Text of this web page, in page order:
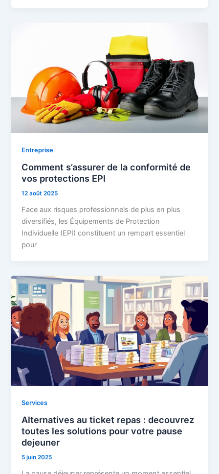
Entreprise
Comment s’assurer de la conformité de
vos protections EPI
12 août 2025
Face aux risques professionnels de plus en plus
diversifiés, les Équipements de Protection
Individuelle (EPI) constituent un rempart essentiel
pour
Services
Alternatives au ticket repas : decouvrez
toutes les solutions pour votre pause
dejeuner
5 juin 2025